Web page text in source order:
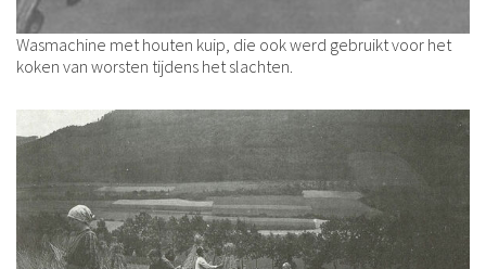
Wasmachine met houten kuip, die ook werd gebruikt voor het
koken van worsten tijdens het slachten.